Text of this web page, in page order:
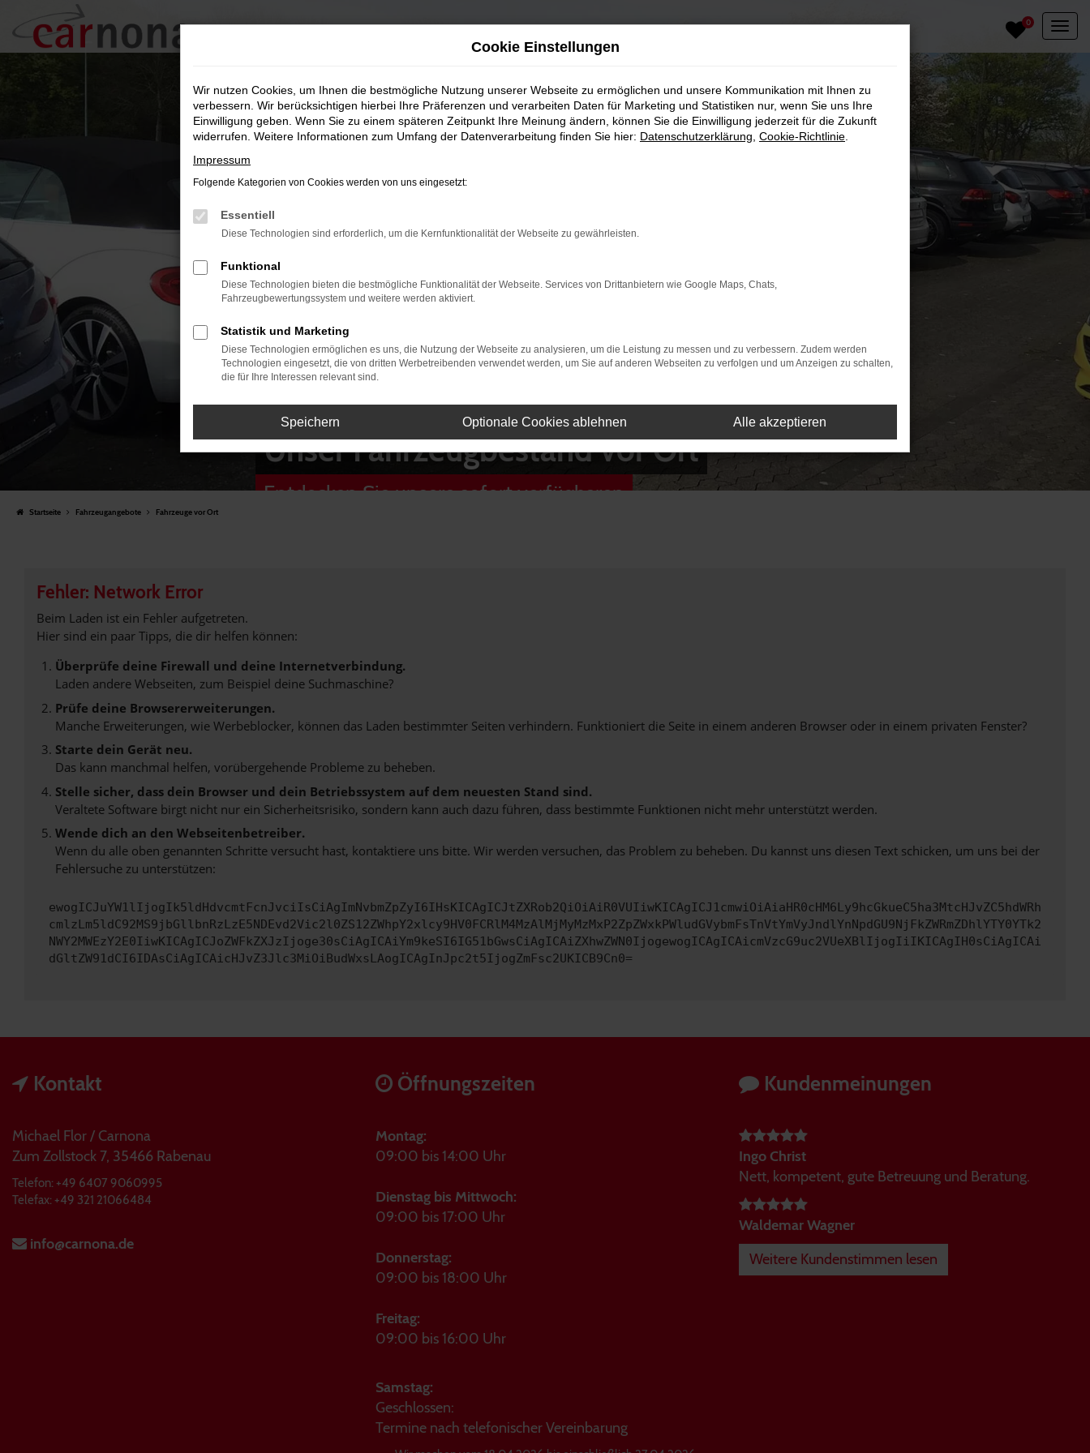
Zum
Hauptinhalt
springen
0
Unser Fahrzeugbestand vor Ort
Entdecken Sie unsere sofort verfügbaren
Startseite Fahrzeugangebote Fahrzeuge vor Ort
Fehler: Network Error
Beim Laden ist ein Fehler aufgetreten.
Hier sind ein paar Tipps, die dir helfen können:
Überprüfe deine Firewall und deine Internetverbindung.
Laden andere Webseiten, zum Beispiel deine Suchmaschine?
Prüfe deine Browsererweiterungen.
Manche Erweiterungen, wie Werbeblocker, können das Laden bestimmter Seiten verhindern. Funktioniert die Seite in einem anderen Browser oder in einem privaten Fenster?
Starte dein Gerät neu.
Das kann manchmal helfen, vorübergehende Probleme zu beheben.
Stelle sicher, dass dein Browser und dein Betriebssystem auf dem neuesten Stand sind.
Veraltete Software birgt nicht nur ein Sicherheitsrisiko, sondern kann auch dazu führen, dass bestimmte Funktionen nicht mehr unterstützt werden.
Wende dich an den Webseitenbetreiber.
Wenn du alle oben genannten Schritte versucht hast, kontaktiere uns bitte. Wir werden versuchen, das Problem zu beheben. Du kannst uns diesen Text schicken, um uns bei der
Fehlersuche zu unterstützen:
ewogICJuYW1lIjogIk5ldHdvcmtFcnJvciIsCiAgImNvbmZpZyI6IHsKICAgICJtZXRob2QiOiAiR0VUIiwKICAgICJ1cmwiOiAiaHR0cHM6Ly9hcGkueC5ha3MtcHJvZC5hdWRh
cmlzLm5ldC92MS9jbGllbnRzLzE5NDEvd2Vic2l0ZS12ZWhpY2xlcy9HV0FCRlM4MzAlMjMyMzMxP2ZpZWxkPWludGVybmFsTnVtYmVyJndlYnNpdGU9NjFkZWRmZDhlYTY0YTk2
NWY2MWEzY2E0IiwKICAgICJoZWFkZXJzIjoge30sCiAgICAiYm9keSI6IG51bGwsCiAgICAiZXhwZWN0IjogewogICAgICAicmVzcG9uc2VUeXBlIjogIiIKICAgIH0sCiAgICAi
dGltZW91dCI6IDAsCiAgICAicHJvZ3Jlc3MiOiBudWxsLAogICAgInJpc2t5IjogZmFsc2UKICB9Cn0=
Kontakt
Michael Flor / Carnona
Zum Zollstock 7, 35466 Rabenau
Telefon: +49 6407 9060995
Telefax: +49 321 21066484
info@carnona.de
Öffnungszeiten
Montag:
09:00 bis 14:00 Uhr
Dienstag bis Mittwoch:
09:00 bis 17:00 Uhr
Donnerstag:
09:00 bis 18:00 Uhr
Freitag:
09:00 bis 16:00 Uhr
Samstag:
Geschlossen:
Termine nach telefonischer Vereinbarung
Kundenmeinungen
Ingo Christ
Nett, kompetent, gute Betreuung und Beratung.
Waldemar Wagner
Weitere Kundenstimmen lesen
Cookie Einstellungen
Wir nutzen Cookies, um Ihnen die bestmögliche Nutzung unserer Webseite zu ermöglichen und unsere Kommunikation mit Ihnen zu
verbessern. Wir berücksichtigen hierbei Ihre Präferenzen und verarbeiten Daten für Marketing und Statistiken nur, wenn Sie uns Ihre
Einwilligung geben. Wenn Sie zu einem späteren Zeitpunkt Ihre Meinung ändern, können Sie die Einwilligung jederzeit für die Zukunft
widerrufen. Weitere Informationen zum Umfang der Datenverarbeitung finden Sie hier: Datenschutzerklärung Cookie-Richtlinie
Impressum
Folgende Kategorien von Cookies werden von uns eingesetzt:
Essentiell
Diese Technologien sind erforderlich, um die Kernfunktionalität der Webseite zu gewährleisten.
Funktional
Diese Technologien bieten die bestmögliche Funktionalität der Webseite. Services von Drittanbietern wie Google Maps, Chats,
Fahrzeugbewertungssystem und weitere werden aktiviert.
Statistik und Marketing
Diese Technologien ermöglichen es uns, die Nutzung der Webseite zu analysieren, um die Leistung zu messen und zu verbessern. Zudem werden
Technologien eingesetzt, die von dritten Werbetreibenden verwendet werden, um Sie auf anderen Webseiten zu verfolgen und um Anzeigen zu schalten,
die für Ihre Interessen relevant sind.
Speichern Optionale Cookies ablehnen Alle akzeptieren